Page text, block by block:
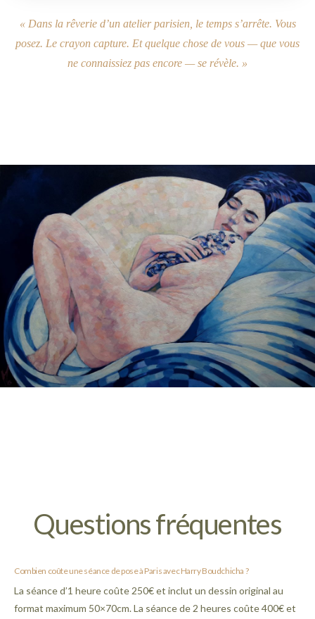
« Dans la rêverie d’un atelier parisien, le temps s’arrête. Vous
posez. Le crayon capture. Et quelque chose de vous — que vous
ne connaissiez pas encore — se révèle. »
Questions fréquentes
Combien coûte une séance de pose à Paris avec Harry Boudchicha ?
La séance d’1 heure coûte 250€ et inclut un dessin original au
format maximum 50×70cm. La séance de 2 heures coûte 400€ et